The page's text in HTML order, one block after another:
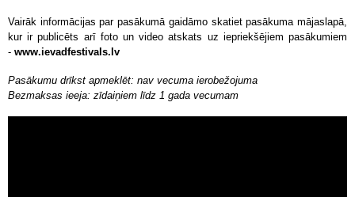
Vairāk informācijas par pasākumā gaidāmo skatiet pasākuma mājaslapā,
kur ir publicēts arī foto un video atskats uz iepriekšējiem pasākumiem
- www.ievadfestivals.lv
Pasākumu drīkst apmeklēt: nav vecuma ierobežojuma
Bezmaksas ieeja: zīdaiņiem līdz 1 gada vecumam